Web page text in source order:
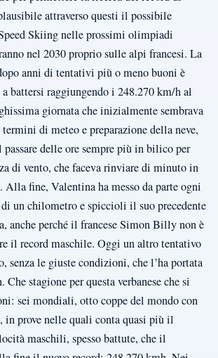
attraverso questi il possibile
Skiing nelle prossimi olimpiadi
nel 2030 proprio sulle alpi francesi. La
anni di tentativi più o meno buoni è
battersi raggiungendo i 248.270 km/h al
giornata che inizialmente sembrava
di meteo e preparazione della neve,
delle ore sempre più in bilico per
di vento, che faceva rinviare di minuto in
Alla fine, Valentina ha messo da parte ogni
un chilometro e spiccioli il suo precedente
anche perché il francese Simon Billy non è
il record maschile. Oggi un altro tentativo
senza le giuste condizioni, che l’ha portata
Che stagione per questa verbanese che si
sei mondiali, otto coppe del mondo con
prove nelle quali conta quasi più il
maschili, spesso battute, che il